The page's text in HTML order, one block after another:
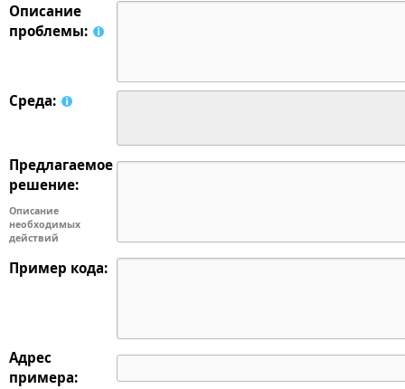
Описание
проблемы:
Среда:
Предлагаемое
решение:
Описание
необходимых
действий
Пример кода:
Адрес
примера: